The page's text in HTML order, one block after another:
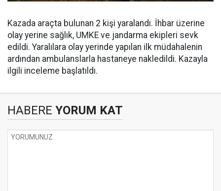
Kazada araçta bulunan 2 kişi yaralandı. İhbar üzerine
olay yerine sağlık, UMKE ve jandarma ekipleri sevk
edildi. Yaralılara olay yerinde yapılan ilk müdahalenin
ardından ambulanslarla hastaneye nakledildi. Kazayla
ilgili inceleme başlatıldı.
HABERE YORUM KAT